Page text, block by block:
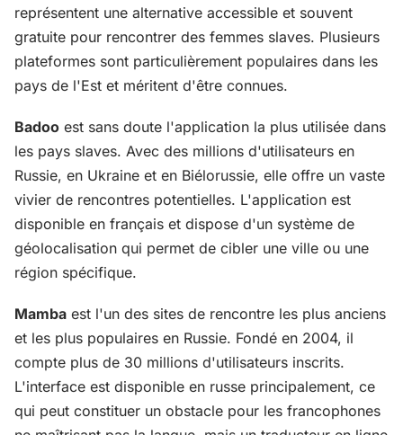
représentent une alternative accessible et souvent
gratuite pour rencontrer des femmes slaves. Plusieurs
plateformes sont particulièrement populaires dans les
pays de l'Est et méritent d'être connues.
Badoo est sans doute l'application la plus utilisée dans
les pays slaves. Avec des millions d'utilisateurs en
Russie, en Ukraine et en Biélorussie, elle offre un vaste
vivier de rencontres potentielles. L'application est
disponible en français et dispose d'un système de
géolocalisation qui permet de cibler une ville ou une
région spécifique.
Mamba est l'un des sites de rencontre les plus anciens
et les plus populaires en Russie. Fondé en 2004, il
compte plus de 30 millions d'utilisateurs inscrits.
L'interface est disponible en russe principalement, ce
qui peut constituer un obstacle pour les francophones